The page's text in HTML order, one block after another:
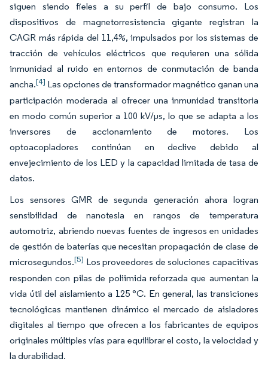
siguen siendo fieles a su perfil de bajo consumo. Los
dispositivos de magnetorresistencia gigante registran la
CAGR más rápida del 11,4%, impulsados por los sistemas de
tracción de vehículos eléctricos que requieren una sólida
inmunidad al ruido en entornos de conmutación de banda
ancha.[4] Las opciones de transformador magnético ganan una
participación moderada al ofrecer una inmunidad transitoria
en modo común superior a 100 kV/µs, lo que se adapta a los
inversores de accionamiento de motores. Los
optoacopladores continúan en declive debido al
envejecimiento de los LED y la capacidad limitada de tasa de
datos.
Los sensores GMR de segunda generación ahora logran
sensibilidad de nanotesla en rangos de temperatura
automotriz, abriendo nuevas fuentes de ingresos en unidades
de gestión de baterías que necesitan propagación de clase de
microsegundos.[5] Los proveedores de soluciones capacitivas
responden con pilas de poliimida reforzada que aumentan la
vida útil del aislamiento a 125 °C. En general, las transiciones
tecnológicas mantienen dinámico el mercado de aisladores
digitales al tiempo que ofrecen a los fabricantes de equipos
originales múltiples vías para equilibrar el costo, la velocidad y
la durabilidad.